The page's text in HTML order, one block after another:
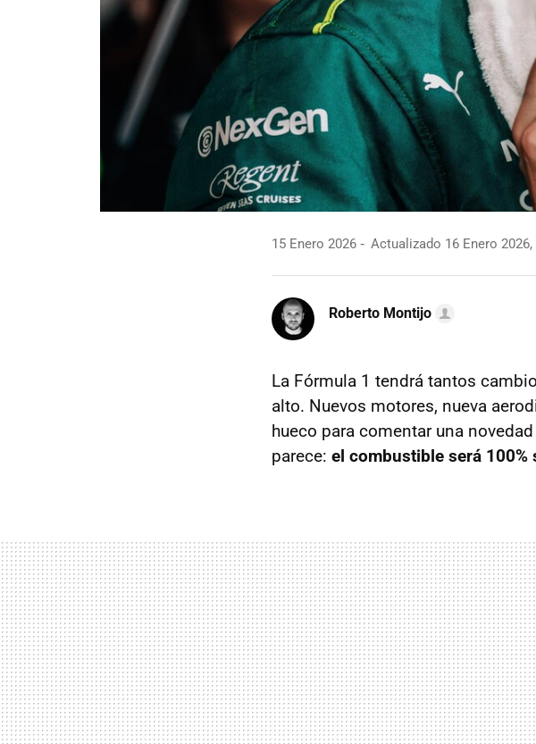
15 Enero 2026 Actualizado 16 Enero 2026,
Roberto Montijo
La Fórmula 1 tendrá tantos
alto. Nuevos motores, nueva
hueco para comentar una
parece: el combustible será